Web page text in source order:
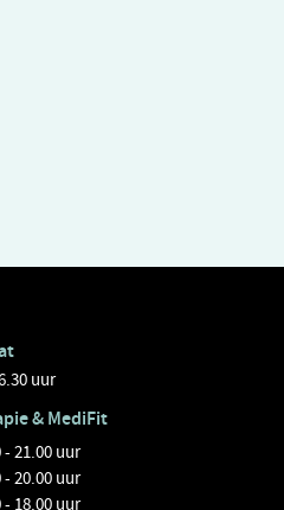
uur
& MediFit
- 21.00 uur
- 20.00 uur
- 18.00 uur